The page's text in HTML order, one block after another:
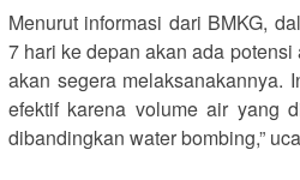
‎Menurut informasi dari BMKG,
7 hari ke depan akan ada
akan segera melaksanakannya.
efektif karena volume air yang
dibandingkan water bombing,”